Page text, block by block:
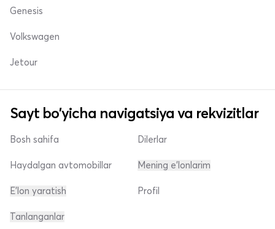
Genesis
Volkswagen
Jetour
Sayt bo'yicha navigatsiya va rekvizitlar
Bosh sahifa
Haydalgan avtomobillar
E'lon yaratish
Dilerlar
Mening e'lonlarim
Profil
Tanlanganlar